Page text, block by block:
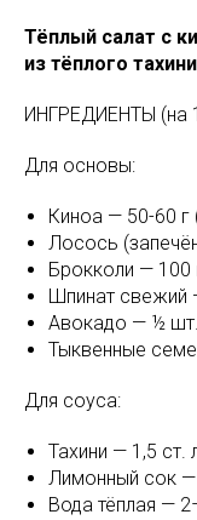
Тёплый салат с
из тёплого тахини
ИНГРЕДИЕНТЫ (на
Для основы:
Киноа — 50-60 г
Лосось
Брокколи — 100
Шпинат свежий
Авокадо — ½ шт.
Тыквенные
Для соуса:
Тахини — 1,5 ст.
Лимонный сок —
Вода тёплая —